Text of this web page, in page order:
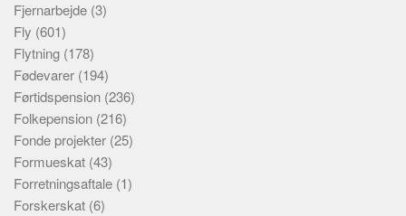
Fjernarbejde (3)
Fly (601)
Flytning (178)
Fødevarer (194)
Førtidspension (236)
Folkepension (216)
Fonde projekter (25)
Formueskat (43)
Forretningsaftale (1)
Forskerskat (6)